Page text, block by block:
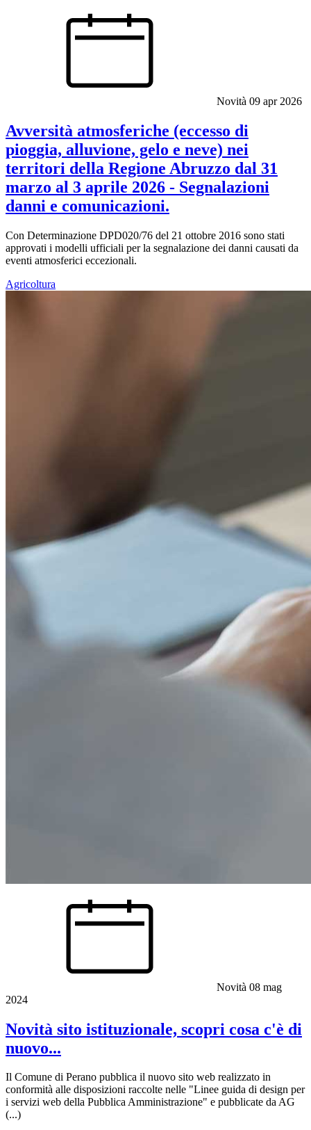
Novità 09 apr 2026
Avversità atmosferiche (eccesso di
pioggia, alluvione, gelo e neve) nei
territori della Regione Abruzzo dal 31
marzo al 3 aprile 2026 - Segnalazioni
danni e comunicazioni.
Con Determinazione DPD020/76 del 21 ottobre 2016 sono stati
approvati i modelli ufficiali per la segnalazione dei danni causati da
eventi atmosferici eccezionali.
Agricoltura
Novità 08 mag
2024
Novità sito istituzionale, scopri cosa c'è di
nuovo...
Il Comune di Perano pubblica il nuovo sito web realizzato in
conformità alle disposizioni raccolte nelle "Linee guida di design per
i servizi web della Pubblica Amministrazione" e pubblicate da AG
(...)